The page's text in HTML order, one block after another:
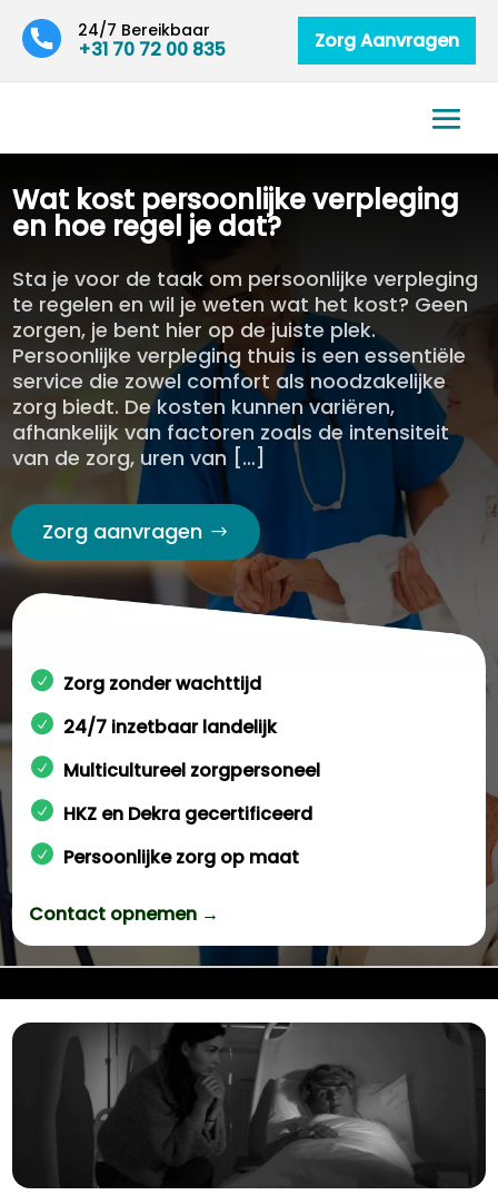
24/7 Bereikbaar
+31 70 72 00 835 Zorg Aanvragen
Wat kost persoonlijke verpleging
en hoe regel je dat?
Sta je voor de taak om persoonlijke verpleging
te regelen en wil je weten wat het kost? Geen
zorgen, je bent hier op de juiste plek.
Persoonlijke verpleging thuis is een essentiële
service die zowel comfort als noodzakelijke
zorg biedt. De kosten kunnen variëren,
afhankelijk van factoren zoals de intensiteit
van de zorg, uren van […]
Zorg aanvragen
Zorg zonder wachttijd
24/7 inzetbaar landelijk
Multicultureel zorgpersoneel
HKZ en Dekra gecertificeerd
Persoonlijke zorg op maat
Contact opnemen →